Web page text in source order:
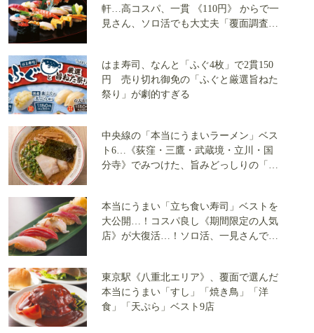
軒…高コスパ、一貫 《110円》 からで一
見さん、ソロ活でも大丈夫「覆面調査隊
はま寿司、なんと「ふぐ4枚」で2貫150
円 売り切れ御免の「ふぐと厳選旨ねた
祭り」が劇的すぎる
中央線の「本当にうまいラーメン」ベス
ト6…《荻窪・三鷹・武蔵境・立川・国
分寺》でみつけた、旨みどっしりの「究
本当にうまい「立ち食い寿司」ベストを
大公開…！コスパ良し《期間限定の人気
店》が大復活…！ソロ活、一見さんでも
東京駅《八重北エリア》、覆面で選んだ
本当にうまい「すし」「焼き鳥」「洋
食」「天ぷら」ベスト9店